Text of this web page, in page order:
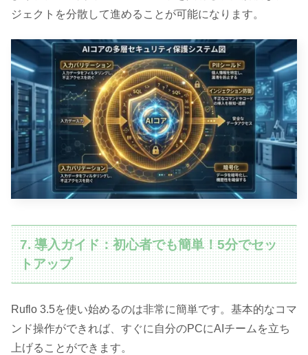
ジェクトを分散して進めることが可能になります。
7. 導入ガイド：初心者でも簡単！5分でセッ
トアップ
Ruflo 3.5を使い始めるのは非常に簡単です。基本的なコマ
ンド操作ができれば、すぐに自分のPCにAIチームを立ち
上げることができます。